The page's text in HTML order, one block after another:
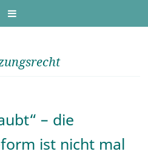
– die
ist nicht mal